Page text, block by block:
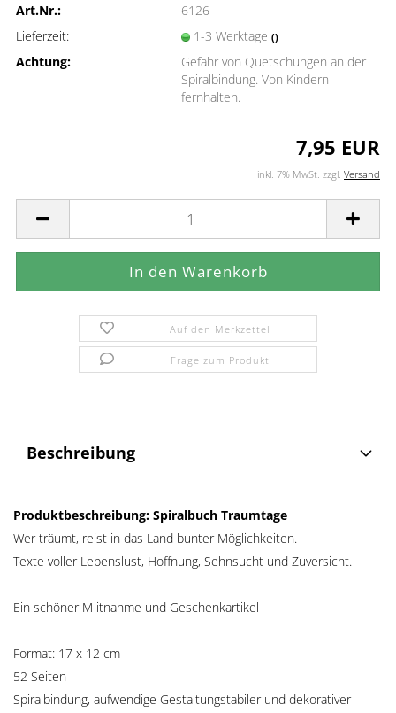
Art.Nr.:
6126
Lieferzeit:
1-3 Werktage ()
Achtung:
Gefahr von Quetschungen an der
Spiralbindung. Von Kindern
fernhalten.
7,95 EUR
inkl. 7% MwSt. zzgl. Versand
Auf den Merkzettel
Frage zum Produkt
Beschreibung
Produktbeschreibung: Spiralbuch Traumtage
Wer träumt, reist in das Land bunter Möglichkeiten.
Texte voller Lebenslust, Hoffnung, Sehnsucht und Zuversicht.
Ein schöner M itnahme und Geschenkartikel
Format: 17 x 12 cm
52 Seiten
Spiralbindung, aufwendige Gestaltungstabiler und dekorativer